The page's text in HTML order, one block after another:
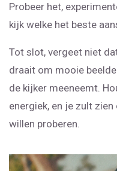
Probeer het,
kijk welke het beste
Tot slot, vergeet niet
draait om mooie
de kijker meeneemt.
energiek, en je zult
willen proberen.